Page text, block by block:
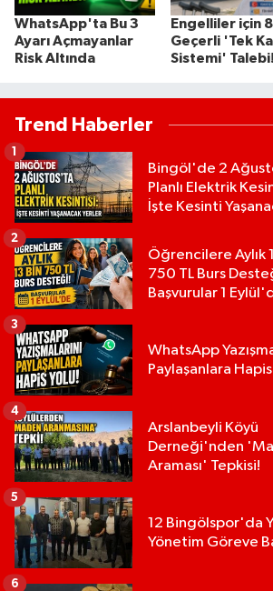
WhatsApp'ta Bu 3
Ayarı Açmayanlar
Risk Altında
Engelliler için
Geçerli 'Tek
Sistemi' Talebi!
Trend Haberler
Bingöl'de 2
Planlı Elektrik
İşte Kesinti
1
Öğrencilere Aylık
750 TL Burs
Başvurular 1
2
WhatsApp
Paylaşanlara
3
Arslanbeyli Köyü
Derneği'nden
Araması' Tepkisi!
4
12 Bingölspor'da
Yönetim Göreve
5
6